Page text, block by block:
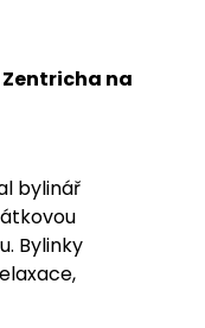
na
bylinář
Bylinky